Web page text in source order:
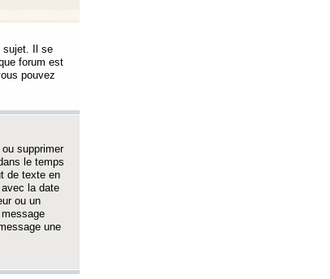
sujet. Il se
forum est
pouvez
supprimer
le temps
de texte en
la date
ou un
une